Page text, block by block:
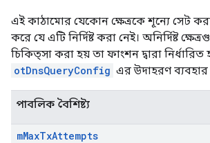
এই কাঠামোর যেকোন ক্ষেত্রকে শূন্যে সেট
করে যে এটি নির্দিষ্ট করা নেই। অনির্দিষ্ট
চিকিত্সা করা হয় তা ফাংশন দ্বারা নির্ধারিত
otDnsQueryConfig এর উদাহরণ ব্যবহার
পাবলিক বৈশিষ্ট্য
mMaxTxAttempts